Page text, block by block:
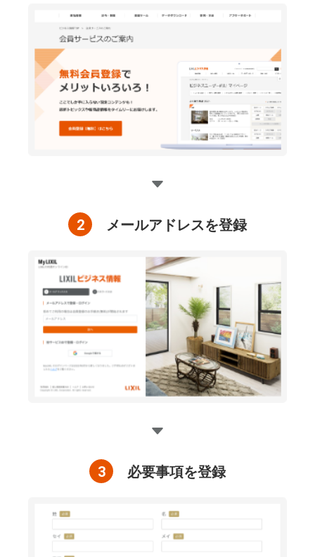
2 メールアドレスを登録
3 必要事項を登録